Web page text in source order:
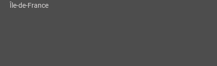
Île-de-France